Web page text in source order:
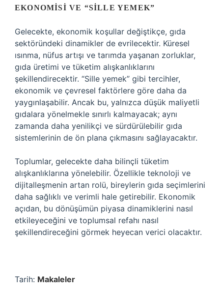
EKONOMISI VE “SILLE YEMEK”
Gelecekte, ekonomik koşullar değiştikçe, gıda
sektöründeki dinamikler de evrilecektir. Küresel
ısınma, nüfus artışı ve tarımda yaşanan zorluklar,
gıda üretimi ve tüketim alışkanlıklarını
şekillendirecektir. “Sille yemek” gibi tercihler,
ekonomik ve çevresel faktörlere göre daha da
yaygınlaşabilir. Ancak bu, yalnızca düşük maliyetli
gıdalara yönelmekle sınırlı kalmayacak; aynı
zamanda daha yenilikçi ve sürdürülebilir gıda
sistemlerinin de ön plana çıkmasını sağlayacaktır.
Toplumlar, gelecekte daha bilinçli tüketim
alışkanlıklarına yönelebilir. Özellikle teknoloji ve
dijitalleşmenin artan rolü, bireylerin gıda seçimlerini
daha sağlıklı ve verimli hale getirebilir. Ekonomik
açıdan, bu dönüşümün piyasa dinamiklerini nasıl
etkileyeceğini ve toplumsal refahı nasıl
şekillendireceğini görmek heyecan verici olacaktır.
Tarih: Makaleler